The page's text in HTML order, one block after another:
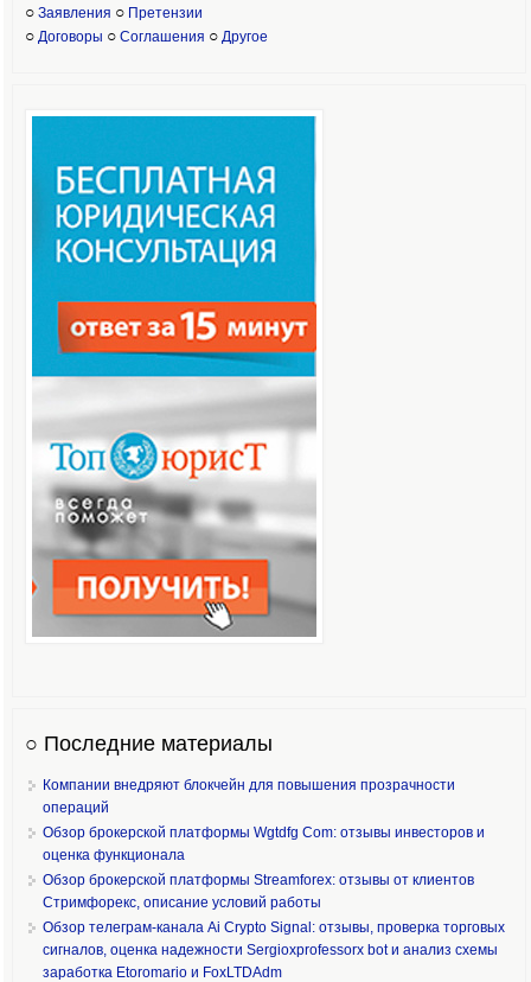
○ Заявления ○ Претензии
○ Договоры ○ Соглашения ○ Другое
○ Последние материалы
Компании внедряют блокчейн для повышения прозрачности
операций
Обзор брокерской платформы Wgtdfg Com: отзывы инвесторов и
оценка функционала
Обзор брокерской платформы Streamforex: отзывы от клиентов
Стримфорекс, описание условий работы
Обзор телеграм-канала Ai Crypto Signal: отзывы, проверка торговых
сигналов, оценка надежности Sergioxprofessorx bot и анализ схемы
заработка Etoromario и FoxLTDAdm